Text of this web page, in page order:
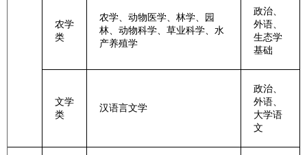
农学
类
农学、动物医学、林学、园
林、动物科学、草业科学、水
产养殖学
政治、
外语、
生态学
基础
文学
类
汉语言文学
政治、
外语、
大学语
文